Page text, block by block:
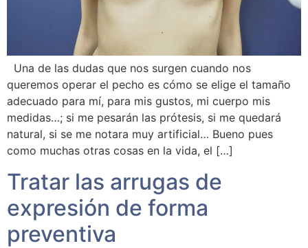
Una de las dudas que nos surgen cuando nos
queremos operar el pecho es cómo se elige el tamaño
adecuado para mí, para mis gustos, mi cuerpo mis
medidas…; si me pesarán las prótesis, si me quedará
natural, si se me notara muy artificial… Bueno pues
como muchas otras cosas en la vida, el […]
Tratar las arrugas de
expresión de forma
preventiva